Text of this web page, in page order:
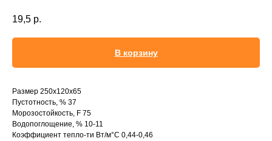
19,5 р.
В корзину
Размер 250х120х65
Пустотность, % 37
Морозостойкость, F 75
Водопоглощение, % 10-11
Коэффициент тепло-ти Вт/м°С 0,44-0,46